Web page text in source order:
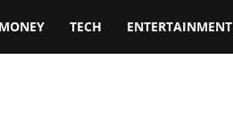
MONEY TECH ENTERTAINMENT